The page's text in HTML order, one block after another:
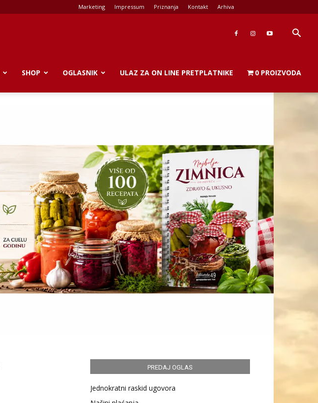
Marketing Impressum Priznanja Kontakt Arhiva
SHOP OGLASNIK ULAZ ZA ON LINE PRETPLATNIKE 0 PROIZVODA
PREDAJ OGLAS
Jednokratni raskid ugovora